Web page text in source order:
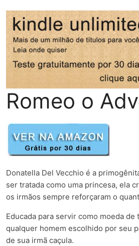
Romeo o
Donatella Del Vecchio é a
ser tratada como uma princesa, ela
os irmãos sempre reforçaram o
Educada para servir como moeda
qualquer homem escolhido por seu
de sua irmã caçula.